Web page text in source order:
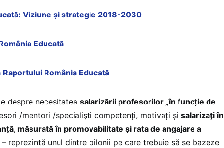
Viziune și strategie 2018-2030
Educată
România Educată
despre necesitatea salarizării profesorilor „în funcție de
/mentori /specialiști competenți, motivați și salarizați în
măsurată în promovabilitate și rata de angajare a
– reprezintă unul dintre pilonii pe care trebuie să se bazeze